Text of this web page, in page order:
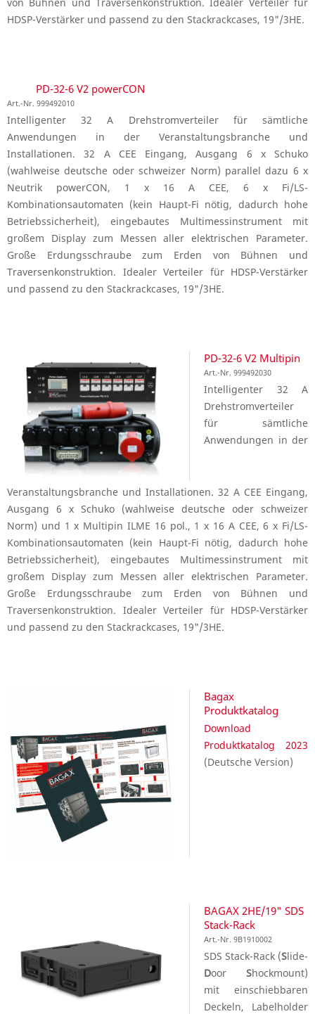
HDSP-Verstärker und passend zu den Stackrackcases, 19"/3HE.
PD-32-6 V2 powerCON
Art.-Nr. 999492010
Intelligenter 32 A Drehstromverteiler für sämtliche
Anwendungen in der Veranstaltungsbranche und
Installationen. 32 A CEE Eingang, Ausgang 6 x Schuko
(wahlweise deutsche oder schweizer Norm) parallel dazu 6 x
Neutrik powerCON, 1 x 16 A CEE, 6 x Fi/LS-
Kombinationsautomaten (kein Haupt-Fi nötig, dadurch hohe
Betriebssicherheit), eingebautes Multimessinstrument mit
großem Display zum Messen aller elektrischen Parameter.
Große Erdungsschraube zum Erden von Bühnen und
Traversenkonstruktion. Idealer Verteiler für HDSP-Verstärker
und passend zu den Stackrackcases, 19"/3HE.
PD-32-6 V2 Multipin
Art.-Nr. 999492030
Intelligenter 32 A
Drehstromverteiler
für sämtliche
Anwendungen in der
Veranstaltungsbranche und Installationen. 32 A CEE Eingang,
Ausgang 6 x Schuko (wahlweise deutsche oder schweizer
Norm) und 1 x Multipin ILME 16 pol., 1 x 16 A CEE, 6 x Fi/LS-
Kombinationsautomaten (kein Haupt-Fi nötig, dadurch hohe
Betriebssicherheit), eingebautes Multimessinstrument mit
großem Display zum Messen aller elektrischen Parameter.
Große Erdungsschraube zum Erden von Bühnen und
Traversenkonstruktion. Idealer Verteiler für HDSP-Verstärker
und passend zu den Stackrackcases, 19"/3HE.
Bagax
Produktkatalog
Download
Produktkatalog 2023
(Deutsche Version)
BAGAX 2HE/19" SDS
Stack-Rack
Art.-Nr. 9B1910002
SDS Stack-Rack (Slide-
Door Shockmount)
mit einschiebbaren
Deckeln, Labelholder